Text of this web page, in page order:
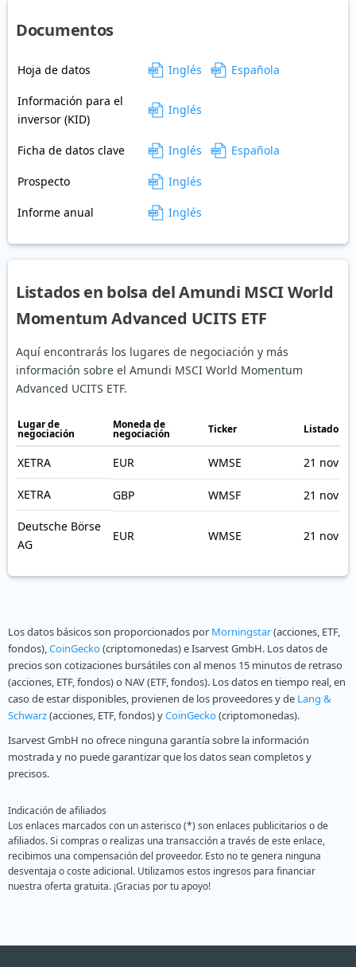
Documentos
Hoja de datos Inglés Española
Información para el
inversor (KID)
Inglés
Ficha de datos clave Inglés Española
Prospecto Inglés
Informe anual Inglés
Listados en bolsa del Amundi MSCI World
Momentum Advanced UCITS ETF
Aquí encontrarás los lugares de negociación y más
información sobre el Amundi MSCI World Momentum
Advanced UCITS ETF.
Lugar de
negociación
Moneda de
negociación Ticker Listado en
XETRA EUR WMSE 21 nov
XETRA GBP WMSF 21 nov
Deutsche Börse
AG
EUR WMSE 21 nov
Los datos básicos son proporcionados por Morningstar(acciones, ETF,
fondos),CoinGecko(criptomonedas) e Isarvest GmbH. Los datos de
precios son cotizaciones bursátiles con al menos 15 minutos de retraso
(acciones, ETF, fondos) o NAV (ETF, fondos). Los datos en tiempo real, en
caso de estar disponibles, provienen de los proveedores y de Lang &
Schwarz(acciones, ETF, fondos) yCoinGecko(criptomonedas).
Isarvest GmbH no ofrece ninguna garantía sobre la información
mostrada y no puede garantizar que los datos sean completos y
precisos.
Indicación de afiliados
Los enlaces marcados con un asterisco (*) son enlaces publicitarios o de
afiliados. Si compras o realizas una transacción a través de este enlace,
recibimos una compensación del proveedor. Esto no te genera ninguna
desventaja o coste adicional. Utilizamos estos ingresos para financiar
nuestra oferta gratuita. ¡Gracias por tu apoyo!